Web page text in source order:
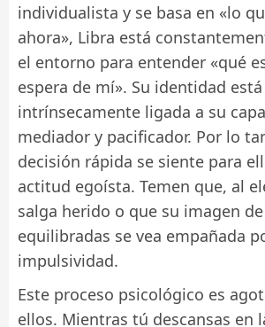
individualista y se basa en «lo
ahora», Libra está
el entorno para entender «qué
espera de mí». Su identidad está
intrínsecamente ligada a su
mediador y pacificador. Por lo
decisión rápida se siente para
actitud egoísta. Temen que, al
salga herido o que su imagen
equilibradas se vea empañada
impulsividad.
Este proceso psicológico es
ellos. Mientras tú descansas en